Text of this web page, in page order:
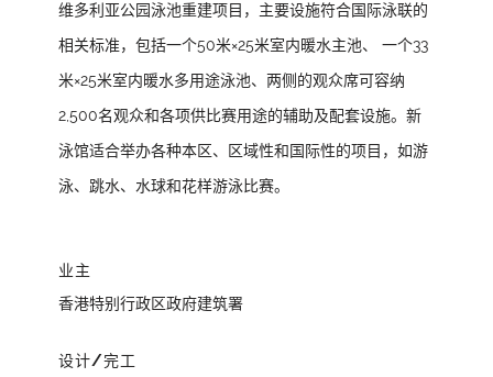
维多利亚公园泳池重建项目，主要设施符合国际泳联的
相关标准，包括一个50米×25米室内暖水主池、 一个33
米×25米室内暖水多用途泳池、两侧的观众席可容纳
2,500名观众和各项供比赛用途的辅助及配套设施。新
泳馆适合举办各种本区、区域性和国际性的项目，如游
泳、跳水、水球和花样游泳比赛。
业主
香港特别行政区政府建筑署
设计/完工